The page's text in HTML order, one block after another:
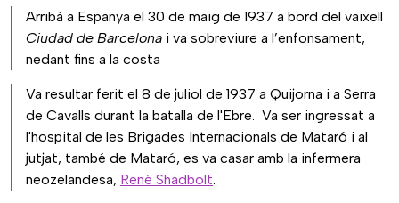
Arribà a Espanya el 30 de maig de 1937 a bord del vaixell
Ciudad de Barcelona i va sobreviure a l’enfonsament,
nedant fins a la costa
Va resultar ferit el 8 de juliol de 1937 a Quijorna i a Serra
de Cavalls durant la batalla de l'Ebre. Va ser ingressat a
l'hospital de les Brigades Internacionals de Mataró i al
jutjat, també de Mataró, es va casar amb la infermera
neozelandesa, René Shadbolt.